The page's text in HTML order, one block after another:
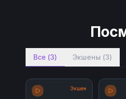
Все (3) Экшены (3)
Экшен